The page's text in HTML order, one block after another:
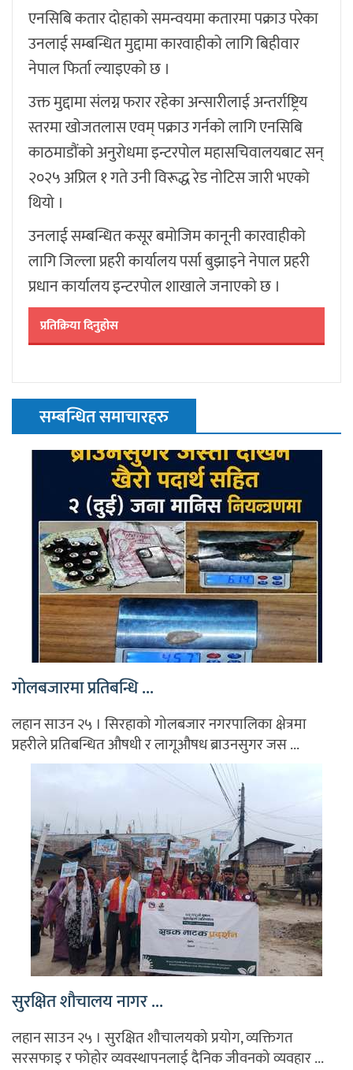
एनसिबि कतार दोहाको समन्वयमा कतारमा पक्राउ परेका
उनलाई सम्बन्धित मुद्दामा कारवाहीको लागि बिहीवार
नेपाल फिर्ता ल्याइएको छ ।
उक्त मुद्दामा संलग्न फरार रहेका अन्सारीलाई अन्तर्राष्ट्रिय
स्तरमा खोजतलास एवम् पक्राउ गर्नको लागि एनसिबि
काठमाडौंको अनुरोधमा इन्टरपोल महासचिवालयबाट सन्
२०२५ अप्रिल १ गते उनी विरूद्ध रेड नोटिस जारी भएको
थियो ।
उनलाई सम्बन्धित कसूर बमोजिम कानूनी कारवाहीको
लागि जिल्ला प्रहरी कार्यालय पर्सा बुझाइने नेपाल प्रहरी
प्रधान कार्यालय इन्टरपोल शाखाले जनाएको छ ।
प्रतिक्रिया दिनुहोस
सम्बन्धित समाचारहरु
गोलबजारमा प्रतिबन्धि ...
लहान साउन २५ । सिरहाको गोलबजार नगरपालिका क्षेत्रमा
प्रहरीले प्रतिबन्धित औषधी र लागूऔषध ब्राउनसुगर जस ...
सुरक्षित शौचालय नागर ...
लहान साउन २५ । सुरक्षित शौचालयको प्रयोग, व्यक्तिगत
सरसफाइ र फोहोर व्यवस्थापनलाई दैनिक जीवनको व्यवहार ...